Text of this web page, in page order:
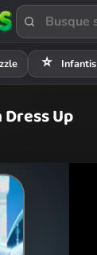
⭐ Infantis
Dress Up